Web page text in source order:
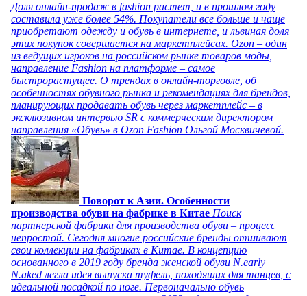
Доля онлайн-продаж в fashion растет, и в прошлом году
составила уже более 54%. Покупатели все больше и чаще
приобретают одежду и обувь в интернете, и львиная доля
этих покупок совершается на маркетплейсах. Ozon – один
из ведущих игроков на российском рынке товаров моды,
направление Fashion на платформе – самое
быстрорастущее. О трендах в онлайн-торговле, об
особенностях обувного рынка и рекомендациях для брендов,
планирующих продавать обувь через маркетплейс – в
эксклюзивном интервью SR с коммерческим директором
направления «Обувь» в Ozon Fashion Ольгой Москвичевой.
Поворот к Азии. Особенности
производства обуви на фабрике в Китае Поиск
партнерской фабрики для производства обуви – процесс
непростой. Сегодня многие российские бренды отшивают
свои коллекции на фабриках в Китае. В концепцию
основанного в 2019 году бренда женской обуви N.early
N.aked легла идея выпуска туфель, походящих для танцев, с
идеальной посадкой по ноге. Первоначально обувь